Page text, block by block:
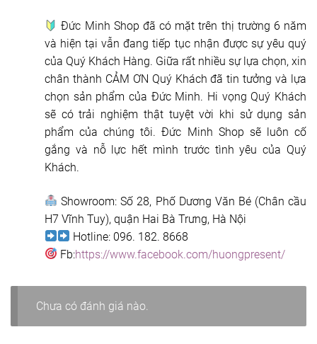
Đức Minh Shop đã có mặt trên thị trường 6 năm
và hiện tại vẫn đang tiếp tục nhận được sự yêu quý
của Quý Khách Hàng. Giữa rất nhiều sự lựa chọn, xin
chân thành CẢM ƠN Quý Khách đã tin tưởng và lựa
chọn sản phẩm của Đức Minh. Hi vọng Quý Khách
sẽ có trải nghiệm thật tuyệt vời khi sử dụng sản
phẩm của chúng tôi. Đức Minh Shop sẽ luôn cố
gắng và nỗ lực hết mình trước tình yêu của Quý
Khách.
Showroom: Số 28, Phố Dương Văn Bé (Chân cầu
H7 Vĩnh Tuy), quận Hai Bà Trưng, Hà Nội
Hotline: 096. 182. 8668
Fb:https://www.facebook.com/huongpresent/
Chưa có đánh giá nào.